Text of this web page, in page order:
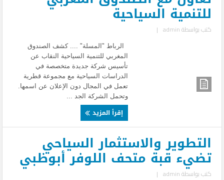
للتنمية السياحية
كتب بواسطةadmin
|
الرباط "المسلة" .... كشف الصندوق
المغربي للتنمية السياحية النقاب عن
تأسيس شركة جديدة متخصصة في
الدراسات السياحية مع مجموعة قطرية
تعمل في المجال دون الإعلان عن اسمها.
وتحمل الشركة الجد ...
إقرأ المزيد
التطوير والاستثمار السياحي
تضيء قبة متحف اللوفر أبوظبي
كتب بواسطةadmin
|